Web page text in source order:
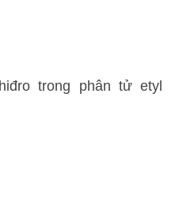
trong phân tử etyl